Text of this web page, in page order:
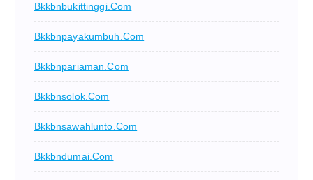
Bkkbnbukittinggi.com
Bkkbnpayakumbuh.com
Bkkbnpariaman.com
Bkkbnsolok.com
Bkkbnsawahlunto.com
Bkkbndumai.com